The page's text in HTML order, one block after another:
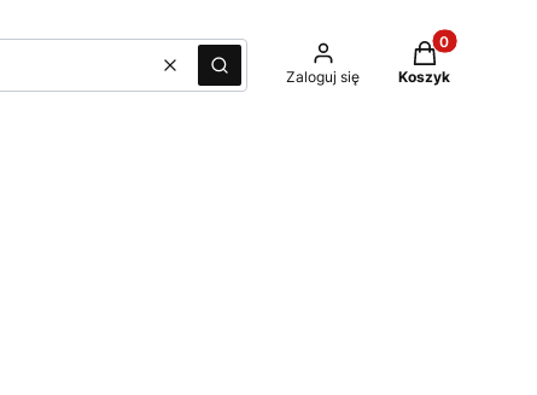
WyczyśćSzukaj Zaloguj się
Produkty w
Koszyk